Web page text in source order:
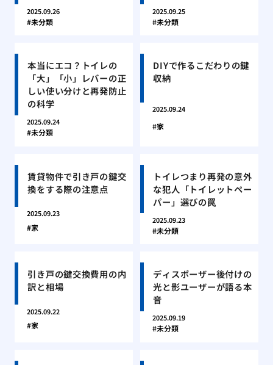
2025.09.26
未分類
2025.09.25
未分類
本当にエコ？トイレの
「大」「小」レバーの正
しい使い分けと再発防止
の科学
2025.09.24
未分類
DIYで作るこだわりの鍵
収納
2025.09.24
家
賃貸物件で引き戸の鍵交
換をする際の注意点
2025.09.23
家
トイレつまり再発の意外
な犯人「トイレットペー
パー」選びの罠
2025.09.23
未分類
引き戸の鍵交換費用の内
訳と相場
2025.09.22
家
ディスポーザー後付けの
光と影ユーザーが語る本
音
2025.09.19
未分類